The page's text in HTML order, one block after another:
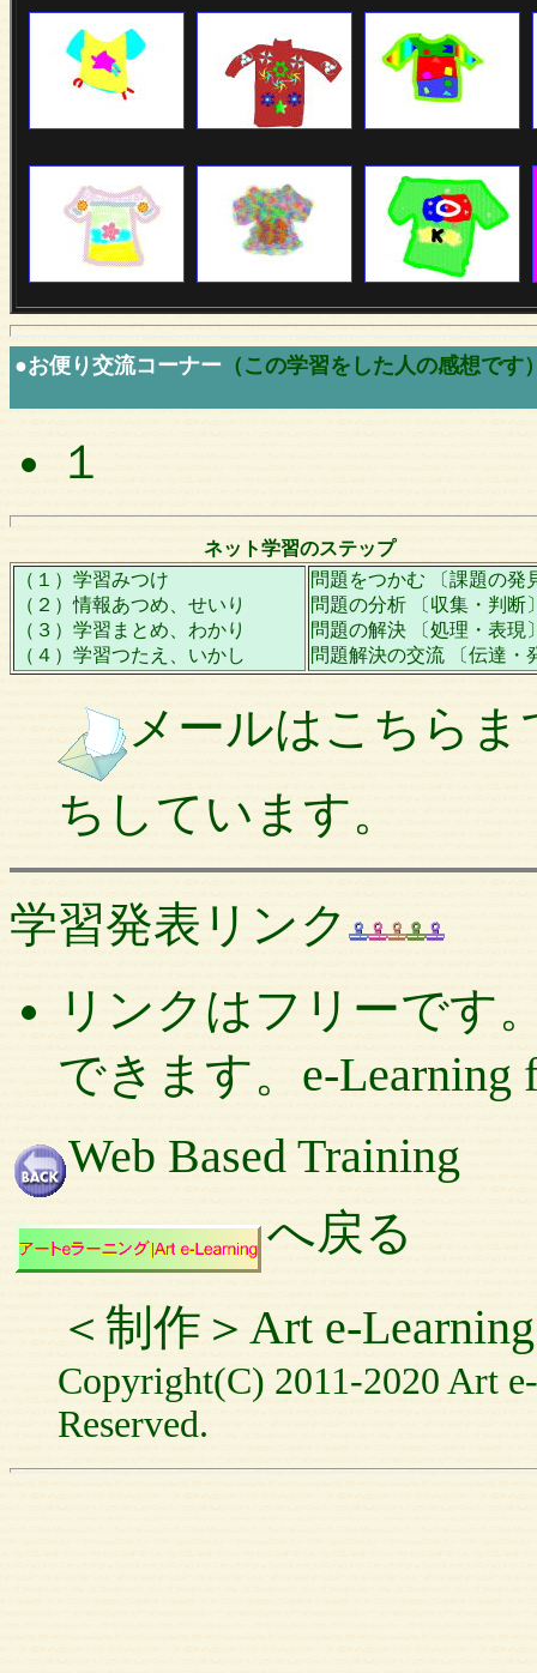
●お便り交流コーナー （この学習をした人の感想です
１
ネット学習のステップ
（１）学習みつけ
（２）情報あつめ、せいり
（３）学習まとめ、わかり
（４）学習つたえ、いかし
問題をつかむ 〔課題の発
問題の分析 〔収集・判断
問題の解決 〔処理・表現
問題解決の交流 〔伝達・
メールはこちら
ちしています。
学習発表リンク
リンクはフリーです
できます。e-Learning
Web Based Training
へ戻る
＜制作＞Art e-
Copyright(C) 2011-2020 Art
Reserved.